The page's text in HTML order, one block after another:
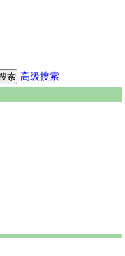
高级搜索